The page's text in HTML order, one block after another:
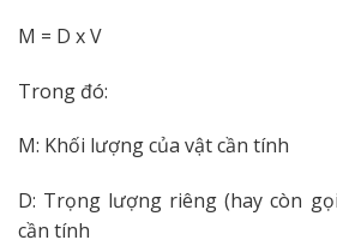
M = D x V
Trong đó:
M: Khối lượng của vật cần tính
D: Trọng lượng riêng (hay còn
cần tính